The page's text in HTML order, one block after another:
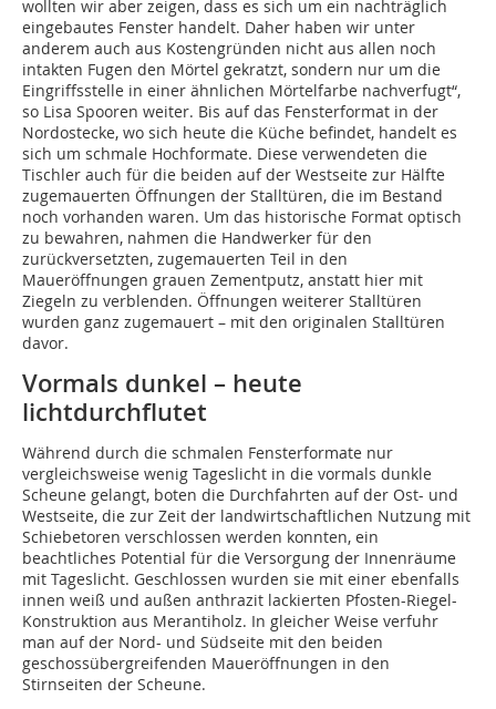
wollten wir aber zeigen, dass es sich um ein nachträglich
eingebautes Fenster handelt. Daher haben wir unter
anderem auch aus Kostengründen nicht aus allen noch
intakten Fugen den Mörtel gekratzt, sondern nur um die
Eingriffsstelle in einer ähnlichen Mörtelfarbe nachverfugt“,
so Lisa Spooren weiter. Bis auf das Fensterformat in der
Nordostecke, wo sich heute die Küche befindet, handelt es
sich um schmale Hochformate. Diese verwendeten die
Tischler auch für die beiden auf der Westseite zur Hälfte
zugemauerten Öffnungen der Stalltüren, die im Bestand
noch vorhanden waren. Um das historische Format optisch
zu bewahren, nahmen die Handwerker für den
zurückversetzten, zugemauerten Teil in den
Maueröffnungen grauen Zementputz, anstatt hier mit
Ziegeln zu verblenden. Öffnungen weiterer Stalltüren
wurden ganz zugemauert – mit den originalen Stalltüren
davor.
Vormals dunkel – heute
lichtdurchflutet
Während durch die schmalen Fensterformate nur
vergleichsweise wenig Tageslicht in die vormals dunkle
Scheune gelangt, boten die Durchfahrten auf der Ost- und
Westseite, die zur Zeit der landwirtschaftlichen Nutzung mit
Schiebetoren verschlossen werden konnten, ein
beachtliches Potential für die Versorgung der Innenräume
mit Tageslicht. Geschlossen wurden sie mit einer ebenfalls
innen weiß und außen anthrazit lackierten Pfosten-Riegel-
Konstruktion aus Merantiholz. In gleicher Weise verfuhr
man auf der Nord- und Südseite mit den beiden
geschossübergreifenden Maueröffnungen in den
Stirnseiten der Scheune.